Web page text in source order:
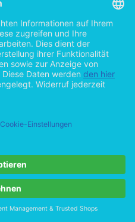
Thoms Media GmbH powered